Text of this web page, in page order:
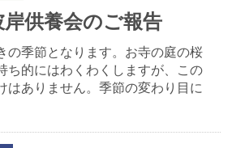
供養会のご報告
の季節となります。お寺の庭の桜
ち的にはわくわくしますが、この
はありません。季節の変わり目に